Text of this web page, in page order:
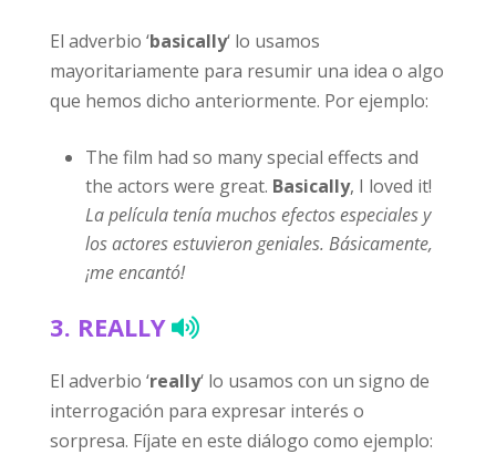
El adverbio ‘basically‘ lo usamos
mayoritariamente para resumir una idea o algo
que hemos dicho anteriormente. Por ejemplo:
The film had so many special effects and
the actors were great. Basically, I loved it!
La película tenía muchos efectos especiales y
los actores estuvieron geniales. Básicamente,
¡me encantó!
3. REALLY
El adverbio ‘really‘ lo usamos con un signo de
interrogación para expresar interés o
sorpresa. Fíjate en este diálogo como ejemplo: